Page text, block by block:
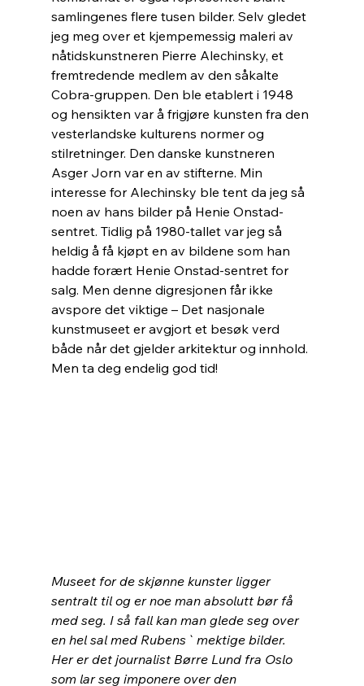
samlingenes flere tusen bilder. Selv gledet
jeg meg over et kjempemessig maleri av
nåtidskunstneren Pierre Alechinsky, et
fremtredende medlem av den såkalte
Cobra-gruppen. Den ble etablert i 1948
og hensikten var å frigjøre kunsten fra den
vesterlandske kulturens normer og
stilretninger. Den danske kunstneren
Asger Jorn var en av stifterne. Min
interesse for Alechinsky ble tent da jeg så
noen av hans bilder på Henie Onstad-
sentret. Tidlig på 1980-tallet var jeg så
heldig å få kjøpt en av bildene som han
hadde forært Henie Onstad-sentret for
salg. Men denne digresjonen får ikke
avspore det viktige – Det nasjonale
kunstmuseet er avgjort et besøk verd
både når det gjelder arkitektur og innhold.
Men ta deg endelig god tid!
Museet for de skjønne kunster ligger
sentralt til og er noe man absolutt bør få
med seg. I så fall kan man glede seg over
en hel sal med Rubens` mektige bilder.
Her er det journalist Børre Lund fra Oslo
som lar seg imponere over den